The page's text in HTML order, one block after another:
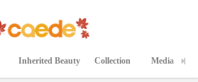
Inherited Beauty
継承された美
Collection
コレクション
Media
メディア掲載